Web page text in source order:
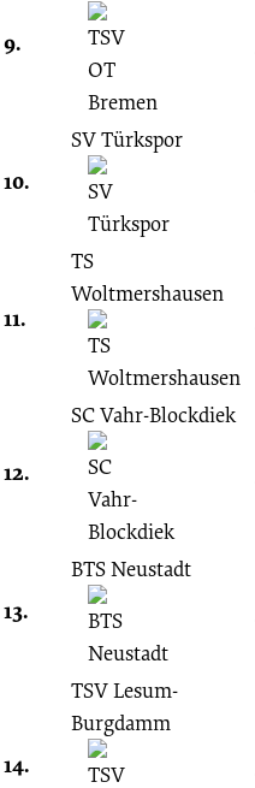
9.
10.
SV Türkspor
11.
TS
Woltmershausen
12.
SC Vahr-Blockdiek
13.
BTS Neustadt
14.
TSV Lesum-
Burgdamm